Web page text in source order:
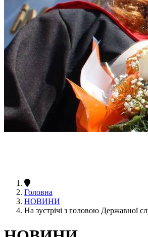
Головна
НОВИНИ
На зустрічі з головою Державної